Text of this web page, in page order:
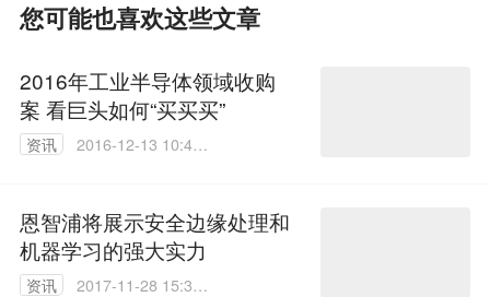
您可能也喜欢这些文章
2016年工业半导体领域收购
案 看巨头如何“买买买”
资讯
2016-12-13 10:48:
恩智浦将展示安全边缘处理和
机器学习的强大实力
资讯
2017-11-28 15:35: